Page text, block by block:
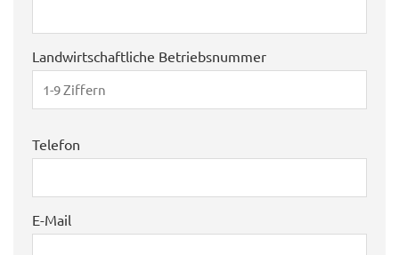
Landwirtschaftliche Betriebsnummer
Telefon
E-Mail